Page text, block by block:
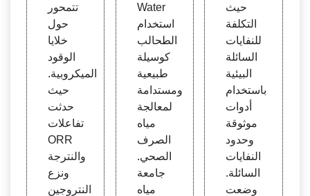
تتمحور
حول
خلايا
الوقود
الميكروبية.
حيث
حدثت
تفاعلات
ORR
والنترجة
ونزع
النتروجين
Water
استخدام
الطحالب
كوسيلة
طبيعية
ومستدامة
لمعالجة
مياه
الصرف
الصحي.
جامعة
مياه
حيث
التكلفة
للنفايات
السائلة
البيئية
باستخدام
أدوات
موثوقة
وحدود
النفايات
السائلة.
وضعت